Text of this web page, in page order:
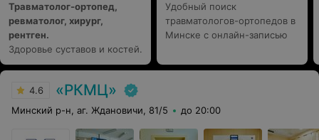
Травматолог-ортопед,
ревматолог, хирург,
рентген.
Здоровье суставов и костей.
Удобный поиск
травматологов-ортопедов в
Минске с онлайн-записью
4.6 «РКМЦ»
Минский р-н, аг. Ждановичи, 81/5 до 20:00